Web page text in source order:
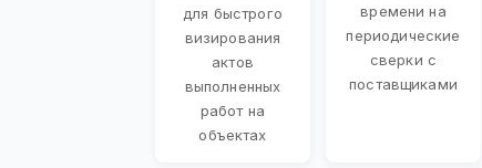
для быстрого
визирования
актов
выполненных
работ на
объектах
времени на
периодические
сверки с
поставщиками